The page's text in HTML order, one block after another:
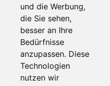
und die Werbung,
die Sie sehen,
besser an Ihre
Bedürfnisse
anzupassen. Diese
Technologien
nutzen wir